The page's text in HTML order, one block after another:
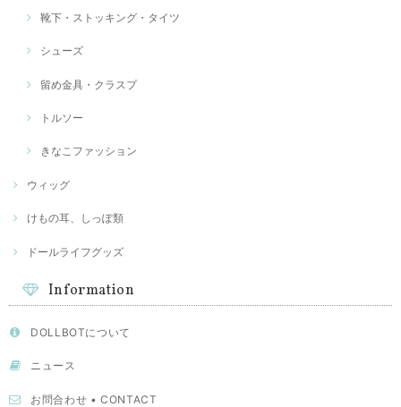
靴下・ストッキング・タイツ
シューズ
留め金具・クラスプ
トルソー
きなこファッション
ウィッグ
けもの耳、しっぽ類
ドールライフグッズ
Information
DOLLBOTについて
ニュース
お問合わせ • CONTACT